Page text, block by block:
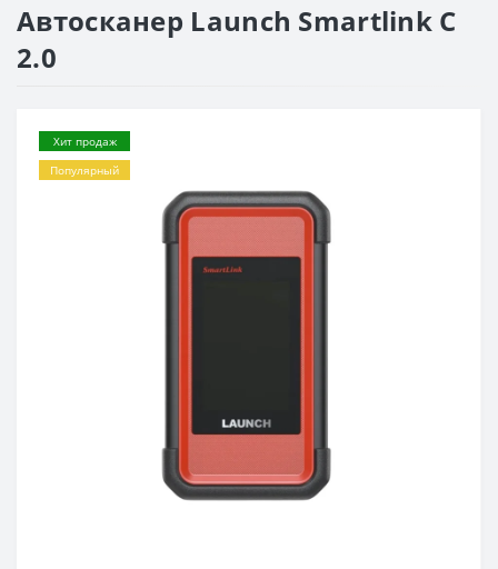
Автосканер Launch Smartlink C
2.0
Хит продаж
Популярный